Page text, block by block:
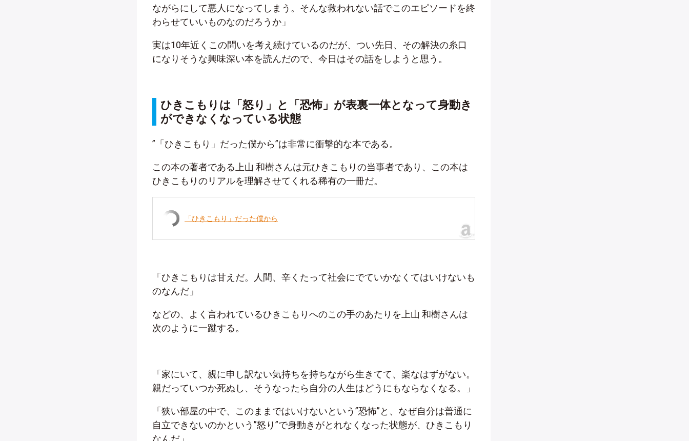
ながらにして悪人になってしまう。そんな救われない話でこのエピソードを終
わらせていいものなのだろうか」
実は10年近くこの問いを考え続けているのだが、つい先日、その解決の糸口
になりそうな興味深い本を読んだので、今日はその話をしようと思う。
ひきこもりは「怒り」と「恐怖」が表裏一体となって身動き
ができなくなっている状態
”「ひきこもり」だった僕から”は非常に衝撃的な本である。
この本の著者である上山 和樹さんは元ひきこもりの当事者であり、この本は
ひきこもりのリアルを理解させてくれる稀有の一冊だ。
「ひきこもり」だった僕から
「ひきこもりは甘えだ。人間、辛くたって社会にでていかなくてはいけないも
のなんだ」
などの、よく言われているひきこもりへのこの手のあたりを上山 和樹さんは
次のように一蹴する。
「家にいて、親に申し訳ない気持ちを持ちながら生きてて、楽なはずがない。
親だっていつか死ぬし、そうなったら自分の人生はどうにもならなくなる。」
「狭い部屋の中で、このままではいけないという”恐怖”と、なぜ自分は普通に
自立できないのかという”怒り”で身動きがとれなくなった状態が、ひきこもり
なんだ」